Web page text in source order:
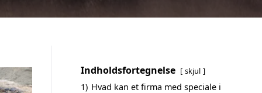
Indholdsfortegnelse skjul
1) Hvad kan et firma med speciale i